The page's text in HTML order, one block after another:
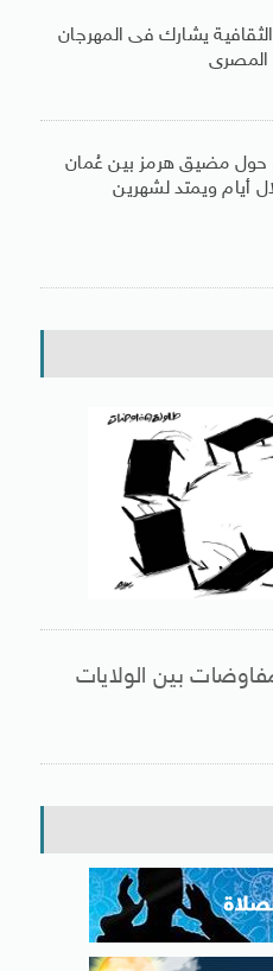
يشارك فى المهرجان
المصرى
حول مضيق هرمز بين عُمان
أيام ويمتد لشهرين
بين الولايات